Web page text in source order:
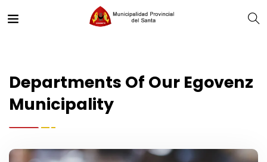
Departments Of Our Egovenz
Municipality